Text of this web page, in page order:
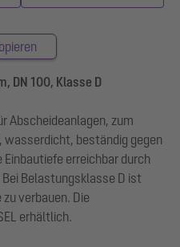
DN 100, Klasse D
Abscheideanlagen, zum
wasserdicht, beständig gegen
erreichbar durch
Belastungsklasse D ist
verbauen. Die
erhältlich.